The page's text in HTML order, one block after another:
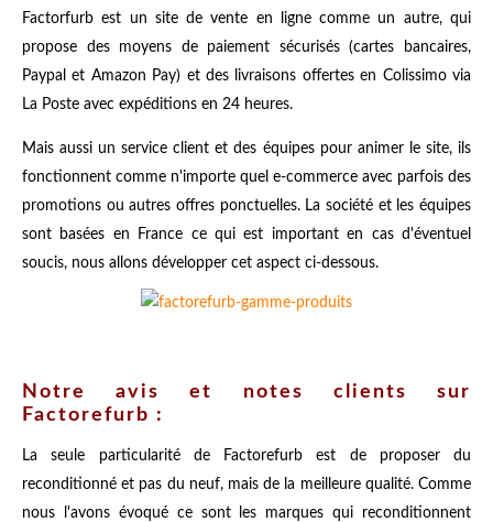
Factorfurb est un site de vente en ligne comme un autre, qui
propose des moyens de paiement sécurisés (cartes bancaires,
Paypal et Amazon Pay) et des livraisons offertes en Colissimo via
La Poste avec expéditions en 24 heures.
Mais aussi un service client et des équipes pour animer le site, ils
fonctionnent comme n'importe quel e-commerce avec parfois des
promotions ou autres offres ponctuelles. La société et les équipes
sont basées en France ce qui est important en cas d'éventuel
soucis, nous allons développer cet aspect ci-dessous.
Notre avis et notes clients sur
Factorefurb :
La seule particularité de Factorefurb est de proposer du
reconditionné et pas du neuf, mais de la meilleure qualité. Comme
nous l'avons évoqué ce sont les marques qui reconditionnent